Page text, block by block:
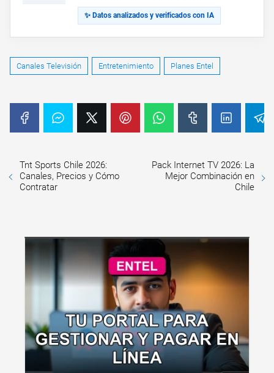
✨ Datos analizados y verificados con IA
Canales Televisión Entretenimiento Planes Entel
Tnt Sports Chile 2026:
Canales, Precios y Cómo
Contratar
Pack Internet TV 2026: La
Mejor Combinación en
Chile